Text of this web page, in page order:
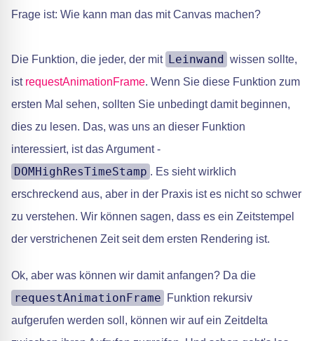
Frage ist: Wie kann man das mit Canvas machen?
Die Funktion, die jeder, der mit Leinwand wissen sollte,
ist requestAnimationFrame. Wenn Sie diese Funktion zum
ersten Mal sehen, sollten Sie unbedingt damit beginnen,
dies zu lesen. Das, was uns an dieser Funktion
interessiert, ist das Argument -
DOMHighResTimeStamp . Es sieht wirklich
erschreckend aus, aber in der Praxis ist es nicht so schwer
zu verstehen. Wir können sagen, dass es ein Zeitstempel
der verstrichenen Zeit seit dem ersten Rendering ist.
Ok, aber was können wir damit anfangen? Da die
requestAnimationFrame
Funktion rekursiv
aufgerufen werden soll, können wir auf ein Zeitdelta